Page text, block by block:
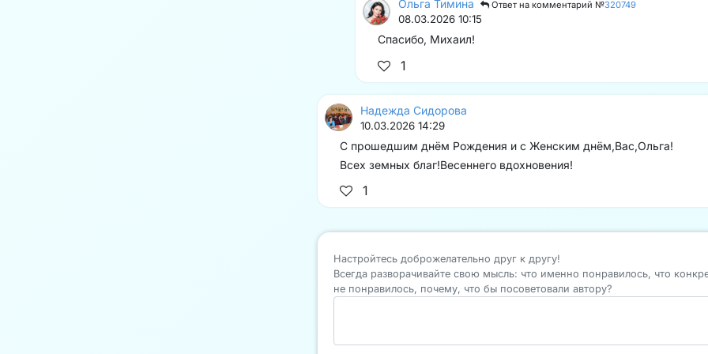
Ольга Тимина Ответ на комментарий №320749
08.03.2026 10:15
Спасибо, Михаил!
1
Надежда Сидорова
10.03.2026 14:29
С прошедшим днём Рождения и с Женским днём,Вас,Ольга!
Всех земных благ!Весеннего вдохновения!
1
Настройтесь доброжелательно друг к другу!
Всегда разворачивайте свою мысль: что именно понравилось, что
не понравилось, почему, что бы посоветовали автору?